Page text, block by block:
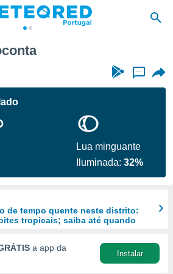
...
Lua minguante
Iluminada:32%
de tempo quente neste distrito:
tropicais; saiba até quando
a app da
Instalar